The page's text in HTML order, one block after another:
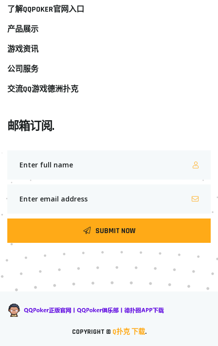
了解QQPOKER官网入口
产品展示
游戏资讯
公司服务
交流QQ游戏德洲扑克
邮箱订阅.
SUBMIT NOW
COPYRIGHT © Q扑克 下载.